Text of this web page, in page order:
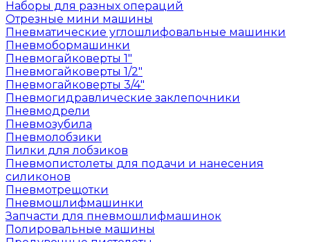
Наборы для разных операций
Отрезные мини машины
Пневматические углошлифовальные машинки
Пневмобормашинки
Пневмогайковерты 1"
Пневмогайковерты 1/2"
Пневмогайковерты 3/4"
Пневмогидравлические заклепочники
Пневмодрели
Пневмозубила
Пневмолобзики
Пилки для лобзиков
Пневмопистолеты для подачи и нанесения
силиконов
Пневмотрещотки
Пневмошлифмашинки
Запчасти для пневмошлифмашинок
Полировальные машины